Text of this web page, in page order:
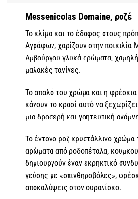
Messenicolas Domaine, ροζέ
Το κλίμα και το έδαφος στους
Αγράφων, χαρίζουν στην ποικιλία
Αμβούργου γλυκά αρώματα, χαμηλή
μαλακές τανίνες.
Το απαλό του χρώμα και η φρέσκια
κάνουν το κρασί αυτό να
μια δροσερή και γοητευτική
Το έντονο ροζ κρυστάλλινο χρώμα
αρώματα από ροδοπέταλα,
δημιουργούν έναν εκρηκτικό
γεύσης με «σπινθηροβόλες»,
αποκαλύψεις στον ουρανίσκο.